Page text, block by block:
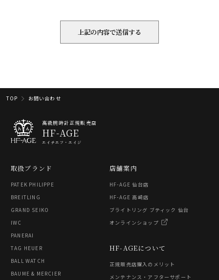
TOP お問い合わせ
高級腕時計正規販売店
HF-AGE
エイチエフ・エイジ
取扱ブランド
PATEK PHILIPPE
BREITLING
GRAND SEIKO
IWC
PANERAI
TAG HEUER
BALL WATCH
BAUME & MERCIER
HF-AGEについて
正規販売店購入のメリット
メンテナンス・アフターサポート
店舗案内
HF-AGE 仙台店
HF-AGE 高崎店
ブライトリング ブティック 仙台
オンラインショップ